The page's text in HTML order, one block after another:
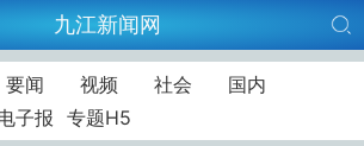
九江新闻网
要闻 视频 社会
国内
子报 专题H5